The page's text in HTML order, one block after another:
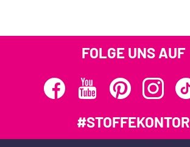
FOLGE UNS AUF
#STOFFEKONTOR